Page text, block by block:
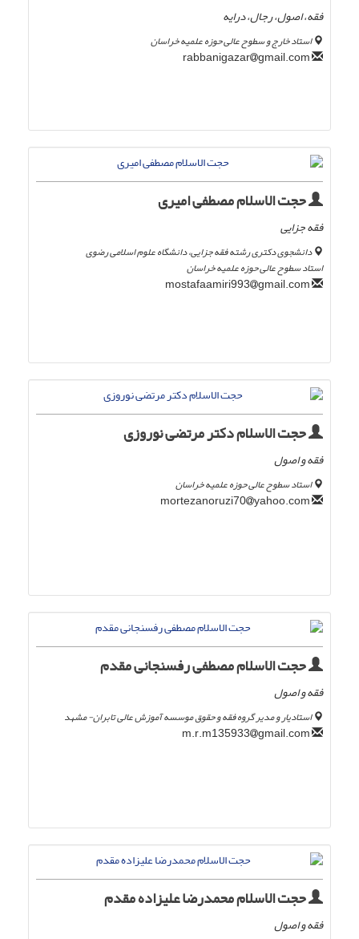
فقه، اصول، رجال، درایه
استاد خارج و سطوح عالی حوزه علمیه خراسان
gmail.com
حجت الاسلام مصطفی امیری
فقه جزایی
دانشجوی دکتری رشته فقه جزایی، دانشگاه علوم اسلامی رضوی
استاد سطوح عالی حوزه علمیه خراسان
gmail.com
حجت الاسلام دکتر مرتضی نوروزی
فقه و اصول
استاد سطوح عالی حوزه علمیه خراسان
yahoo.com
حجت الاسلام مصطفی رفسنجانی مقدم
فقه و اصول
استادیار و مدیر گروه فقه و حقوق موسسه آموزش عالی تابران- مشهد
gmail.com
حجت الاسلام محمدرضا علیزاده مقدم
فقه و اصول